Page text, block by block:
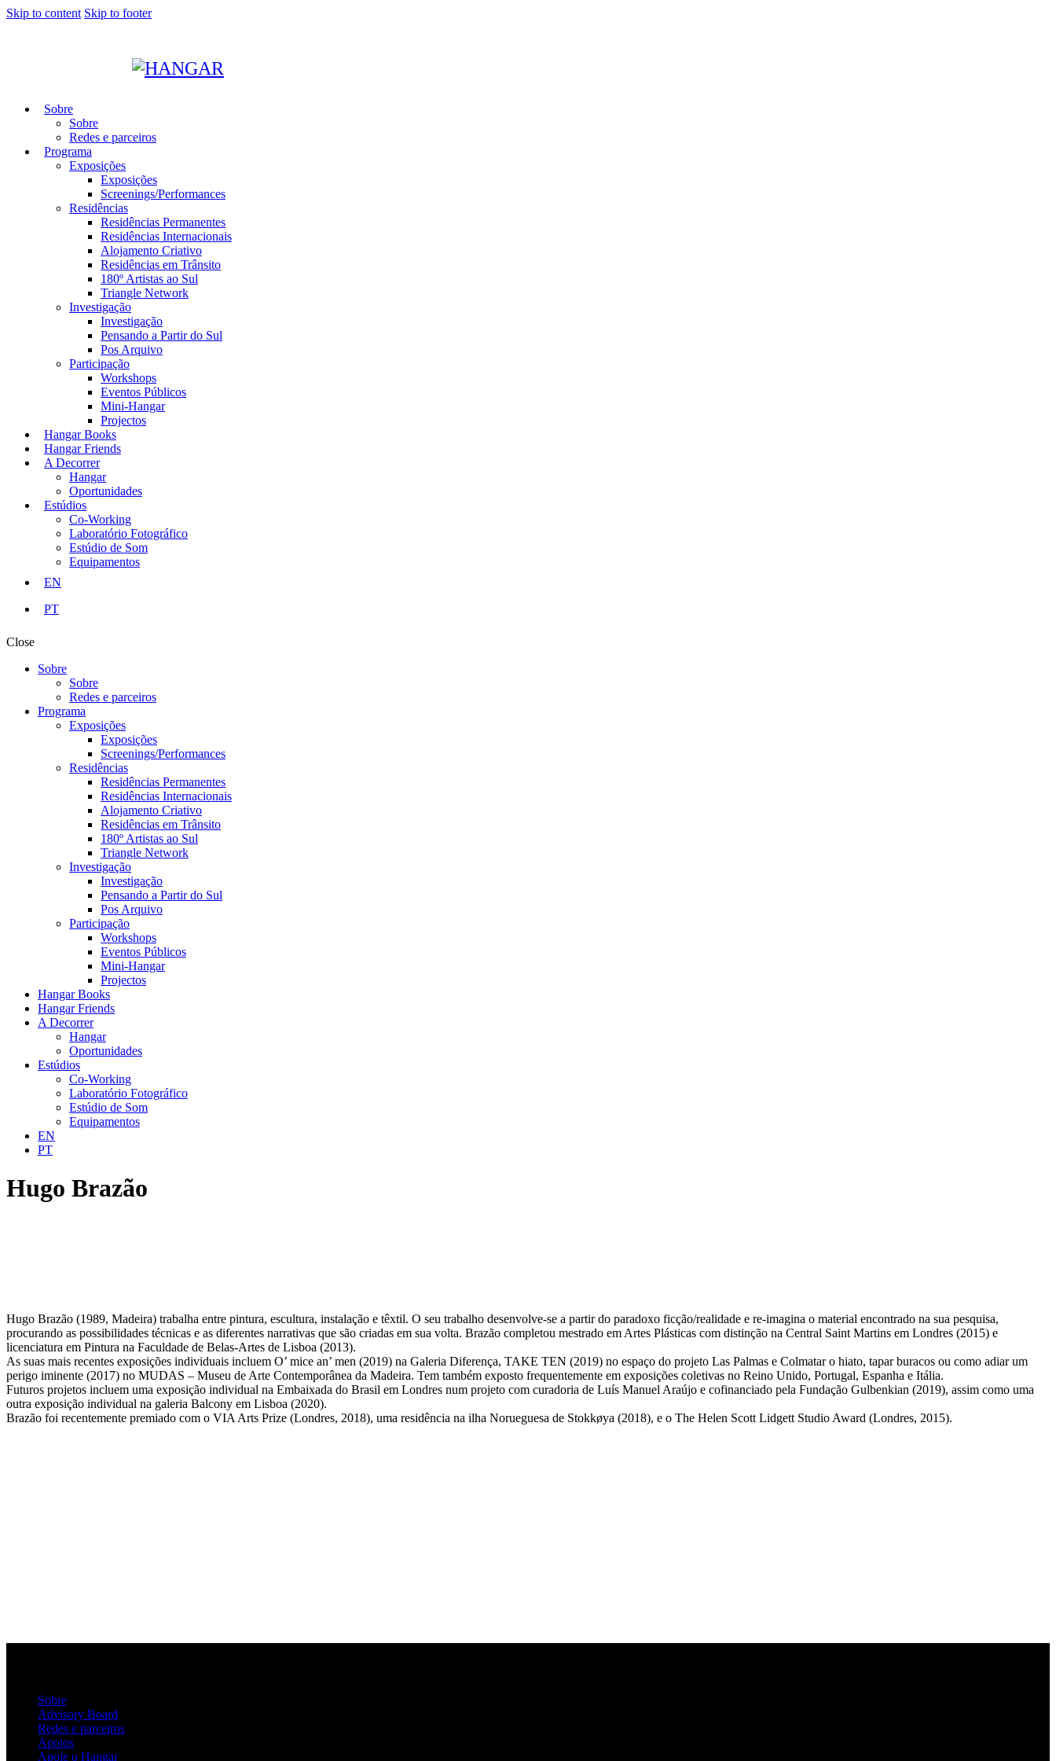
Skip to content Skip to footer
Sobre
Sobre
Redes e parceiros
Programa
Exposições
Exposições
Screenings/Performances
Residências
Residências Permanentes
Residências Internacionais
Alojamento Criativo
Residências em Trânsito
180º Artistas ao Sul
Triangle Network
Investigação
Investigação
Pensando a Partir do Sul
Pos Arquivo
Participação
Workshops
Eventos Públicos
Mini-Hangar
Projectos
Hangar Books
Hangar Friends
A Decorrer
Hangar
Oportunidades
Estúdios
Co-Working
Laboratório Fotográfico
Estúdio de Som
Equipamentos
EN
PT
Close
Sobre
Sobre
Redes e parceiros
Programa
Exposições
Exposições
Screenings/Performances
Residências
Residências Permanentes
Residências Internacionais
Alojamento Criativo
Residências em Trânsito
180º Artistas ao Sul
Triangle Network
Investigação
Investigação
Pensando a Partir do Sul
Pos Arquivo
Participação
Workshops
Eventos Públicos
Mini-Hangar
Projectos
Hangar Books
Hangar Friends
A Decorrer
Hangar
Oportunidades
Estúdios
Co-Working
Laboratório Fotográfico
Estúdio de Som
Equipamentos
EN
PT
Hugo Brazão
Hugo Brazão (1989, Madeira) trabalha entre pintura, escultura, instalação e têxtil. O seu trabalho desenvolve-se a partir do paradoxo ficção/realidade e re-imagina o material encontrado na sua pesquisa,
procurando as possibilidades técnicas e as diferentes narrativas que são criadas em sua volta. Brazão completou mestrado em Artes Plásticas com distinção na Central Saint Martins em Londres (2015) e
licenciatura em Pintura na Faculdade de Belas-Artes de Lisboa (2013).
As suas mais recentes exposições individuais incluem O’ mice an’ men (2019) na Galeria Diferença, TAKE TEN (2019) no espaço do projeto Las Palmas e Colmatar o hiato, tapar buracos ou como adiar um
perigo iminente (2017) no MUDAS – Museu de Arte Contemporânea da Madeira. Tem também exposto frequentemente em exposições coletivas no Reino Unido, Portugal, Espanha e Itália.
Futuros projetos incluem uma exposição individual na Embaixada do Brasil em Londres num projeto com curadoria de Luís Manuel Araújo e cofinanciado pela Fundação Gulbenkian (2019), assim como uma
outra exposição individual na galeria Balcony em Lisboa (2020).
Brazão foi recentemente premiado com o VIA Arts Prize (Londres, 2018), uma residência na ilha Norueguesa de Stokkøya (2018), e o The Helen Scott Lidgett Studio Award (Londres, 2015).
Sobre
Advisory Board
Redes e parceiros
Apoios
Apoie o Hangar